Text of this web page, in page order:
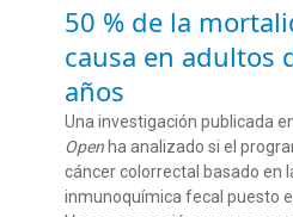
50 % de la
causa en adultos
años
Una investigación publicada
Open ha analizado si el
cáncer colorrectal basado en
inmunoquímica fecal puesto